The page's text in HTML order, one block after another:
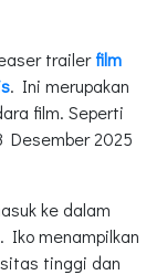
trailerfilm
. Ini merupakan
film. Seperti
Desember 2025
ke dalam
Iko menampilkan
tinggi dan